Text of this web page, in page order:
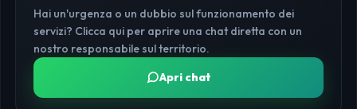
Hai un'urgenza o un dubbio sul funzionamento dei
servizi? Clicca qui per aprire una chat diretta con un
nostro responsabile sul territorio.
Apri chat